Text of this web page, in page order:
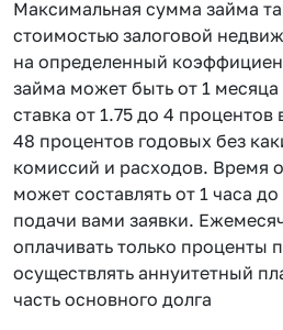
Максимальная сумма займа
стоимостью залоговой
на определенный
займа может быть от 1
ставка от 1.75 до 4 процентов
48 процентов годовых без
комиссий и расходов. Время
может составлять от 1 часа
подачи вами заявки.
оплачивать только проценты
осуществлять аннуитетный
часть основного долга